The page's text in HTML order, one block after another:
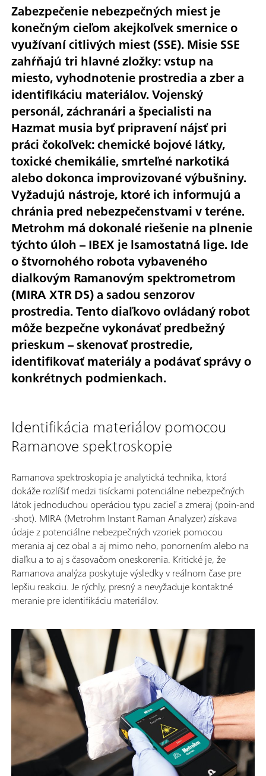
Zabezpečenie nebezpečných miest je
konečným cieľom akejkoľvek smernice o
využívaní citlivých miest (SSE). Misie SSE
zahŕňajú tri hlavné zložky: vstup na
miesto, vyhodnotenie prostredia a zber a
identifikáciu materiálov. Vojenský
personál, záchranári a špecialisti na
Hazmat musia byť pripravení nájsť pri
práci čokoľvek: chemické bojové látky,
toxické chemikálie, smrteľné narkotiká
alebo dokonca improvizované výbušniny.
Vyžadujú nástroje, ktoré ich informujú a
chránia pred nebezpečenstvami v teréne.
Metrohm má dokonalé riešenie na plnenie
týchto úloh – IBEX je lsamostatná lige. Ide
o štvornohého robota vybaveného
dialkovým Ramanovým spektrometrom
(MIRA XTR DS) a sadou senzorov
prostredia. Tento diaľkovo ovládaný robot
môže bezpečne vykonávať predbežný
prieskum – skenovať prostredie,
identifikovať materiály a podávať správy o
konkrétnych podmienkach.
Identifikácia materiálov pomocou
Ramanove spektroskopie
Ramanova spektroskopia je analytická technika, ktorá
dokáže rozlíšiť medzi tisíckami potenciálne nebezpečných
látok jednoduchou operáciou typu zacieľ a zmeraj (poin-and
-shot). MIRA (Metrohm Instant Raman Analyzer) získava
údaje z potenciálne nebezpečných vzoriek pomocou
merania aj cez obal a aj mimo neho, ponornením alebo na
diaľku a to aj s časovačom oneskorenia. Kritické je, že
Ramanova analýza poskytuje výsledky v reálnom čase pre
lepšiu reakciu. Je rýchly, presný a nevyžaduje kontaktné
meranie pre identifikáciu materiálov.